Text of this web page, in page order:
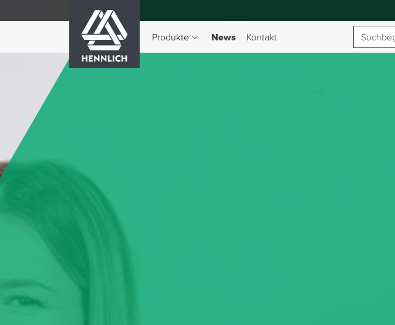
Produkte
Dropdown-Menü Produkte umschalten
News(aktiv)
Kontakt Suchbegriff